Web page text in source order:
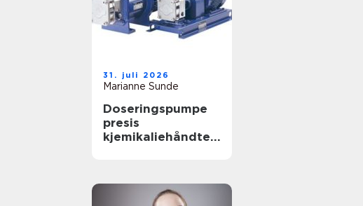
31. juli 2026
Marianne Sunde
Doseringspumpe
presis
kjemikaliehåndteri